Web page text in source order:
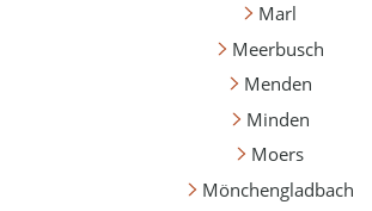
Marl
Meerbusch
Menden
Minden
Moers
Mönchengladbach